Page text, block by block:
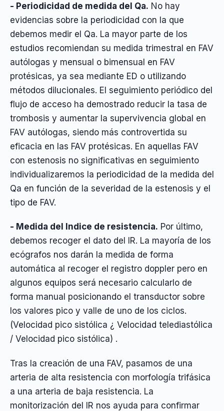
- Periodicidad de medida del Qa. No hay
evidencias sobre la periodicidad con la que
debemos medir el Qa. La mayor parte de los
estudios recomiendan su medida trimestral en FAV
autólogas y mensual o bimensual en FAV
protésicas, ya sea mediante ED o utilizando
métodos dilucionales. El seguimiento periódico del
flujo de acceso ha demostrado reducir la tasa de
trombosis y aumentar la supervivencia global en
FAV autólogas, siendo más controvertida su
eficacia en las FAV protésicas. En aquellas FAV
con estenosis no significativas en seguimiento
individualizaremos la periodicidad de la medida del
Qa en función de la severidad de la estenosis y el
tipo de FAV.
- Medida del Indice de resistencia. Por último,
debemos recoger el dato del IR. La mayoría de los
ecógrafos nos darán la medida de forma
automática al recoger el registro doppler pero en
algunos equipos será necesario calcularlo de
forma manual posicionando el transductor sobre
los valores pico y valle de uno de los ciclos.
(Velocidad pico sistólica ¿ Velocidad telediastólica
/ Velocidad pico sistólica) .
Tras la creación de una FAV, pasamos de una
arteria de alta resistencia con morfología trifásica
a una arteria de baja resistencia. La
monitorización del IR nos ayuda para confirmar